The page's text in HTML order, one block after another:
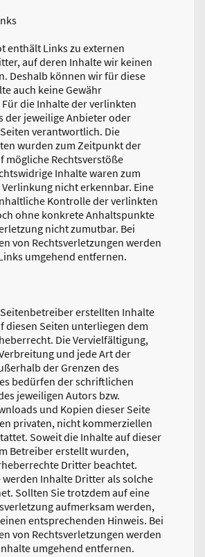
enthält Links zu externen
auf deren Inhalte wir keinen
Deshalb können wir für diese
auch keine Gewähr
die Inhalte der verlinkten
der jeweilige Anbieter oder
verantwortlich. Die
wurden zum Zeitpunkt der
mögliche Rechtsverstöße
Inhalte waren zum
nicht erkennbar. Eine
Kontrolle der verlinkten
ohne konkrete Anhaltspunkte
nicht zumutbar. Bei
von Rechtsverletzungen werden
umgehend entfernen.
erstellten Inhalte
diesen Seiten unterliegen dem
Die Vervielfältigung,
und jede Art der
der Grenzen des
bedürfen der schriftlichen
jeweiligen Autors bzw.
und Kopien dieser Seite
privaten, nicht kommerziellen
Soweit die Inhalte auf dieser
Betreiber erstellt wurden,
Dritter beachtet.
Inhalte Dritter als solche
Sollten Sie trotzdem auf eine
aufmerksam werden,
entsprechenden Hinweis. Bei
von Rechtsverletzungen werden
umgehend entfernen.